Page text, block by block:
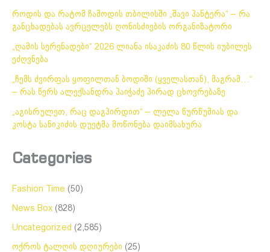
როდის და რატომ ჩამოდის თბილისში „შავი პანტერა“ – რა
განცხადებას ავრცელებს ღონისძიების ორგანიზატორი
„ღამის სერენადები“ 2026 ლიანა ისაკაძის 80 წლის იუბილეს
ეძღვნება
„ჩემს ძვირფას ყოფილთან ბოდიში (ყველასთან), მაგრამ…“
– რას წერს ალექსანდრა პაიჭაძე პირად ცხოვრებაზე
„აგისრულეთ, რაც დაგპირდით“ – ლელა წურწუმიას და
კოსტა სანიკიძის დუეტმა მოწონება დაიმსახურა
Categories
Fashion Time (50)
News Box (828)
Uncategorized (2,585)
ოქროს ტალღის დღიურები (25)